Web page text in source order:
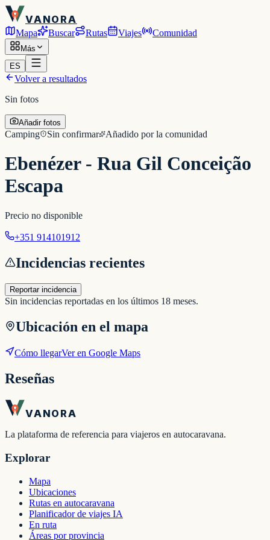
VANORA
Mapa Buscar Rutas Viajes Comunidad
Más
ES
Volver a resultados
Sin fotos
Añadir fotos
Camping Sin confirmar Añadido por la comunidad
Ebenézer - Rua Gil Conceição
Escapa
Precio no disponible
+351 914101912
Incidencias recientes
Reportar incidencia
Sin incidencias reportadas en los últimos 18 meses.
Ubicación en el mapa
Cómo llegarVer en Google Maps
Reseñas
VANORA
La plataforma de referencia para viajeros en autocaravana.
Explorar
Mapa
Ubicaciones
Rutas en autocaravana
Planificador de viajes IA
En ruta
Áreas por provincia